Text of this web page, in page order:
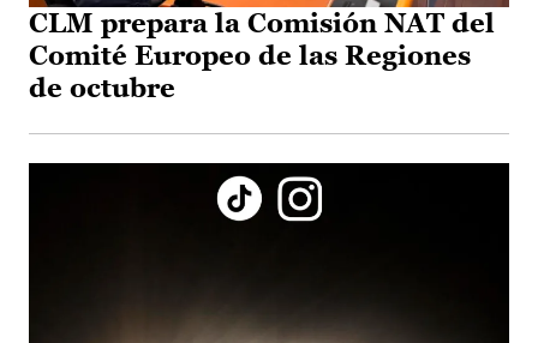
CLM prepara la Comisión NAT del
Comité Europeo de las Regiones
de octubre